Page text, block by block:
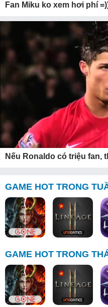
Fan Miku ko xem hơi phí
Nếu Ronaldo có triệu fan,
GAME HOT TRONG
GAME HOT TRONG